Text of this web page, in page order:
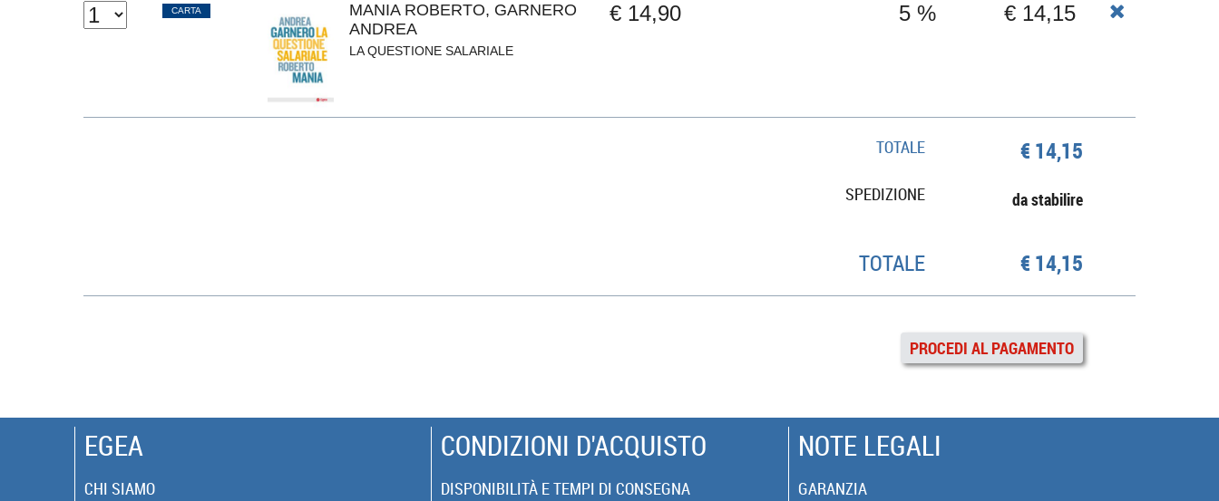
CARTA
MANIA ROBERTO, GARNERO
ANDREA
LA QUESTIONE SALARIALE
€ 14,90 5 % € 14,15
TOTALE € 14,15
SPEDIZIONE da stabilire
TOTALE € 14,15
PROCEDI AL PAGAMENTO
EGEA
CHI SIAMO
CONDIZIONI D'ACQUISTO
DISPONIBILITÀ E TEMPI DI CONSEGNA
NOTE LEGALI
GARANZIA